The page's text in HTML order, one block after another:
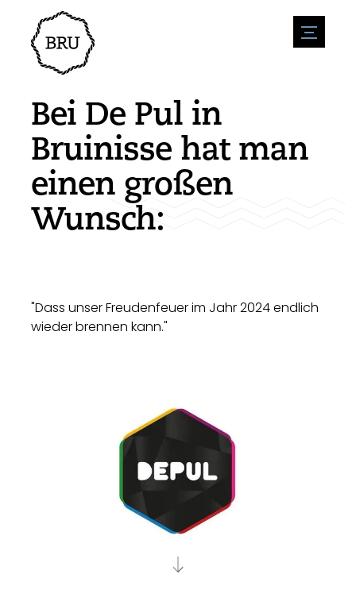
menu
Veranstaltungskalender
Veranstaltung anmelden
Übernachtung
Geschäfte
Natur & wasser
Sport
Sehenswürdigkeiten
Geschichte
Zugänglichkeit
Parken
Wohnumfeld
Um zu unternehmen
Stellenangebote
Stellenangebote veröffentlichen
Unternehmen
Nachrichtenübersicht
Neuigkeiten einreichen
Bei De Pul in
Bruinisse hat man
einen großen
Wunsch:
"Dass unser Freudenfeuer im Jahr 2024 endlich
wieder brennen kann."